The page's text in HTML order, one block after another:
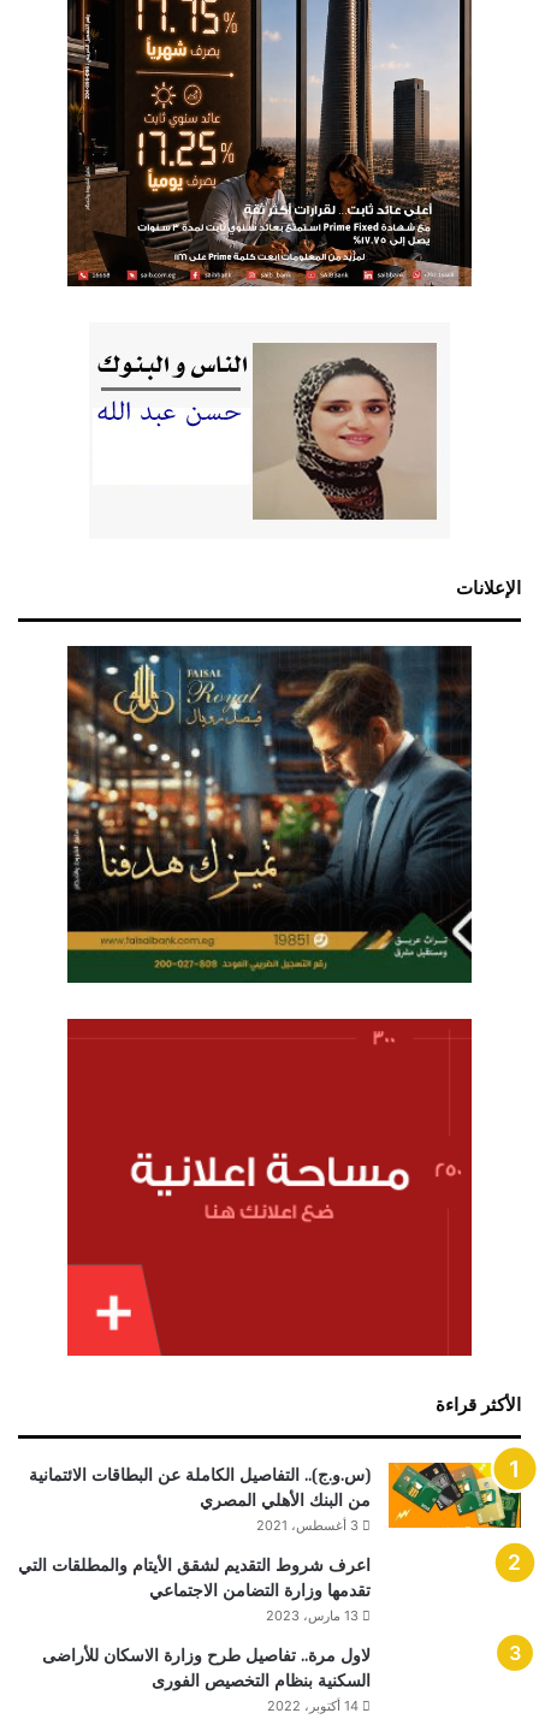
الإعلانات
الأكثر قراءة
(س.و.ج).. التفاصيل الكاملة عن البطاقات الائتمانية
من البنك الأهلي المصري
3 أغسطس، 2021
اعرف شروط التقديم لشقق الأيتام والمطلقات التي
تقدمها وزارة التضامن الاجتماعي
13 مارس، 2023
لاول مرة.. تفاصيل طرح وزارة الاسكان للأراضى
السكنية بنظام التخصيص الفورى
14 أكتوبر، 2022